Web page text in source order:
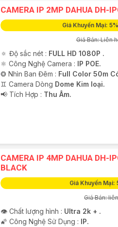
CAMERA IP 2MP DAHUA DH-
Giá Khuyến Mại:
Giá Bán: Liên
🔅 Độ sắc nét : FULL HD 1080P .
⚛️ Công Nghệ Camera : IP POE.
❂ Nhìn Ban Đêm : Full Color 50m
♊ Camera Dòng Dome Kim loại.
️📢 Tích Hợp : Thu Âm.
CAMERA IP 4MP DAHUA DH-
BLACK
Giá Khuyến Mại:
Giá Bán:
👁 Chất lượng hình : Ultra 2k + .
🌠 Công Nghệ Sử Dụng : IP.